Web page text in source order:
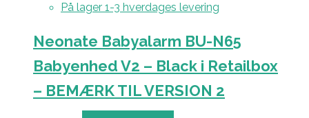
På lager 1-3 hverdages levering
Neonate Babyalarm BU-N65
Babyenhed V2 – Black i Retailbox
– BEMÆRK TIL VERSION 2